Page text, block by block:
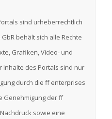
sind urheberrechtlich
behält sich alle Rechte
Grafiken, Video- und
des Portals sind nur
durch die ff enterprises
Genehmigung der ff
sowie eine